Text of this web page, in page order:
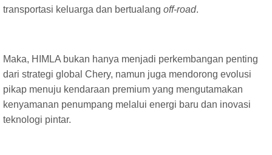
transportasi keluarga dan bertualang off-road.
Maka, HIMLA bukan hanya menjadi perkembangan penting
dari strategi global Chery, namun juga mendorong evolusi
pikap menuju kendaraan premium yang mengutamakan
kenyamanan penumpang melalui energi baru dan inovasi
teknologi pintar.